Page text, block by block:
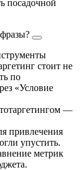
посадочной
стоит не
по
«Условие
—
привлечения
упустить.
метрик